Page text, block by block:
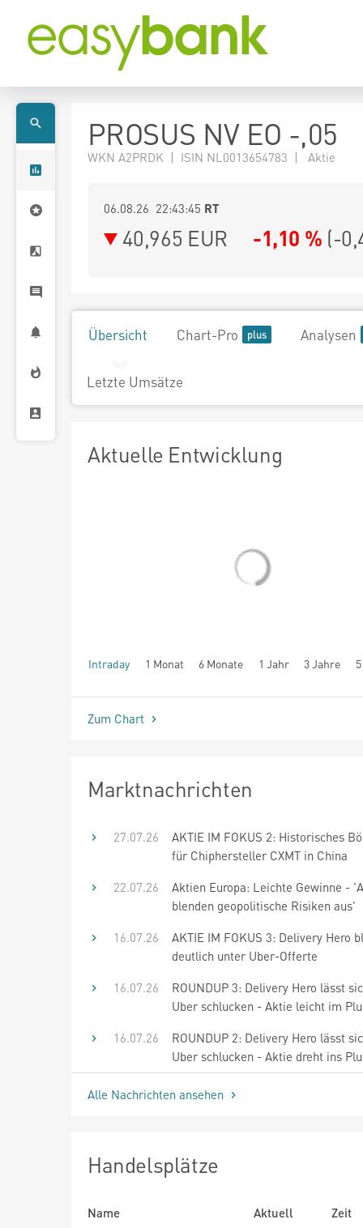
PROSUS NV EO -,05
WKN A2PRDK | ISIN NL0013654783 | Aktie
06.08.26 22:43:45 RT
40,965 EUR -1,10 % (-
Übersicht Chart-Pro Analysen
Letzte Umsätze
Aktuelle Entwicklung
Intraday 1 Monat 6 Monate 1 Jahr 3 Jahre
seit Beginn
Zum Chart
Marktnachrichten
27.07.26
AKTIE IM FOKUS 2: Historisches
für Chiphersteller CXMT in China
22.07.26
Aktien Europa: Leichte Gewinne -
blenden geopolitische Risiken aus'
16.07.26
AKTIE IM FOKUS 3: Delivery Hero
deutlich unter Uber-Offerte
16.07.26
ROUNDUP 3: Delivery Hero lässt
Uber schlucken - Aktie leicht im
16.07.26
ROUNDUP 2: Delivery Hero lässt
Uber schlucken - Aktie dreht ins
Alle Nachrichten ansehen
Handelsplätze
Name Aktuell
Zeit